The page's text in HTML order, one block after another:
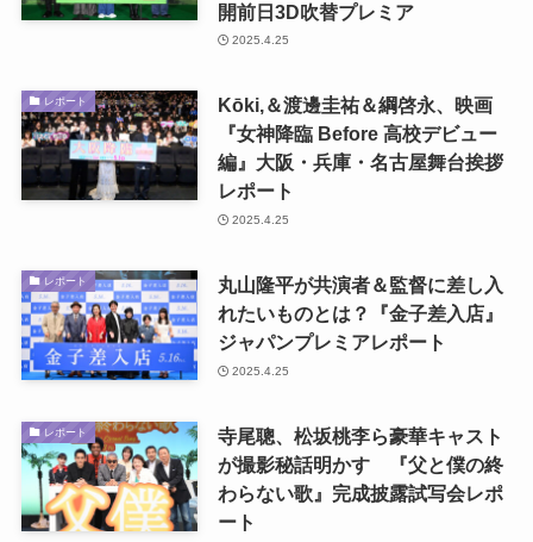
開前日3D吹替プレミア
2025.4.25
レポート
Kōki,＆渡邊圭祐＆綱啓永、映画
『女神降臨 Before 高校デビュー
編』大阪・兵庫・名古屋舞台挨拶
レポート
2025.4.25
レポート
丸山隆平が共演者＆監督に差し入
れたいものとは？『金子差入店』
ジャパンプレミアレポート
2025.4.25
レポート
寺尾聰、松坂桃李ら豪華キャスト
が撮影秘話明かす 『父と僕の終
わらない歌』完成披露試写会レポ
ート